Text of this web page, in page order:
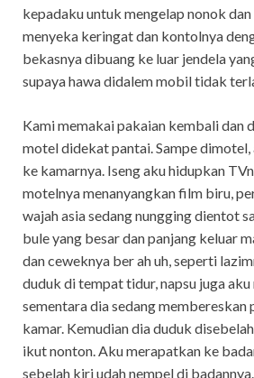
kepadaku untuk mengelap nonok
menyeka keringat dan kontolnya
bekasnya dibuang ke luar jendela
supaya hawa didalem mobil tidak
Kami memakai pakaian kembali dan
motel didekat pantai. Sampe dimotel,
ke kamarnya. Iseng aku hidupkan
motelnya menanyangkan film biru,
wajah asia sedang nungging dientot
bule yang besar dan panjang keluar
dan ceweknya ber ah uh, seperti
duduk di tempat tidur, napsu juga aku
sementara dia sedang membereskan
kamar. Kemudian dia duduk
ikut nonton. Aku merapatkan ke
sebelah kiri udah nempel di